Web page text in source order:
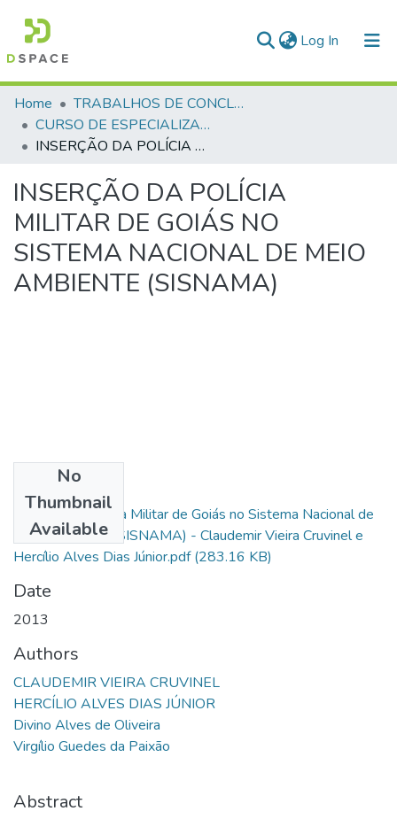
Log In (current)
Communities & Collections
All of DSpace
Home
TRABALHOS DE CONCLUSÃO DE CURSO - CEGESP (CURSO DE ESPECIALIZAÇÃO EM GERENCIAMENTO EM SEGURANÇA PÚBLICA)
CURSO DE ESPECIALIZAÇÃO EM GERENCIAMENTO EM SEGURANÇA PÚBLICA - CEGESP - 2013 - 1
INSERÇÃO DA POLÍCIA MILITAR DE GOIÁS NO SISTEMA NACIONAL DE MEIO AMBIENTE (SISNAMA)
INSERÇÃO DA POLÍCIA
MILITAR DE GOIÁS NO
SISTEMA NACIONAL DE MEIO
AMBIENTE (SISNAMA)
No
Thumbnail
Available
Inserção da Polícia Militar de Goiás no Sistema Nacional de
Meio Ambiente (SISNAMA) - Claudemir Vieira Cruvinel e
Hercílio Alves Dias Júnior.pdf(283.16 KB)
Date
2013
Authors
CLAUDEMIR VIEIRA CRUVINEL
HERCÍLIO ALVES DIAS JÚNIOR
Divino Alves de Oliveira
Virgílio Guedes da Paixão
Abstract